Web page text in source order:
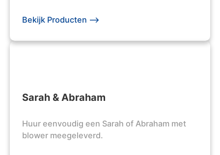
Bekijk Producten -->
Sarah & Abraham
Huur eenvoudig een Sarah of Abraham met
blower meegeleverd.